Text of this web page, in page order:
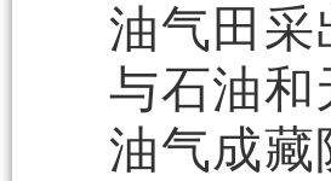
油气田采
与石油和
油气成藏